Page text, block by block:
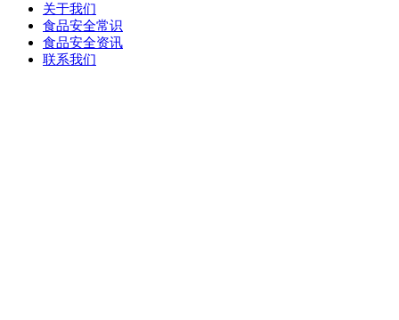
关于我们
食品安全常识
食品安全资讯
联系我们